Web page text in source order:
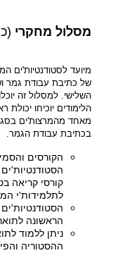
מסלול מחקרי )
מיועד לסטודנטיות'ים
של כתיבת עבודת גמר
השלישי. למסלול זה
הלימודים יוכיחו
מאחד מהמרצות'ים
בכתיבת עבודת הגמר.
הקורסים
קורסי קריאה
לתלמידות'י
הראשונה
ניתן ללמוד
ההסטוריה